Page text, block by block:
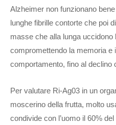
Alzheimer non funzionano
lunghe fibrille contorte che poi
masse che alla lunga uccidono
compromettendo la memoria e
comportamento, fino al declino
Per valutare Ri-Ag03 in un
moscerino della frutta, molto
condivide con l’uomo il 60%